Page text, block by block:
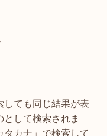
しても同じ結果が表
して検索されま
カナ」で検索して